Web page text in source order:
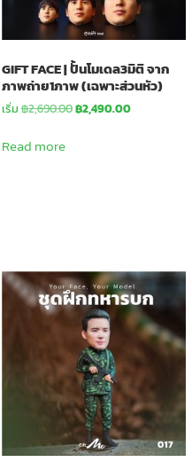
GIFT FACE | ปั้นโมเดล3มิติ จาก
ภาพถ่าย1ภาพ (เฉพาะส่วนหัว)
เริ่ม฿2,690.00Original
฿2,490.00Current
Read more